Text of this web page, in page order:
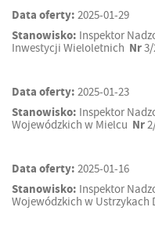
Data oferty: 2025-01-29
Stanowisko: Inspektor
Inwestycji Wieloletnich Nr
Data oferty: 2025-01-23
Stanowisko: Inspektor
Wojewódzkich w Mielcu Nr
Data oferty: 2025-01-16
Stanowisko: Inspektor
Wojewódzkich w Ustrzykach